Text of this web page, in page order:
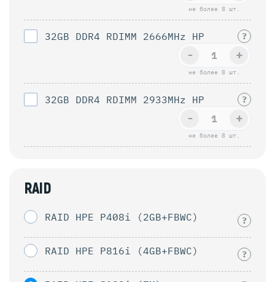
не более 8 шт.
32GB DDR4 RDIMM 2666MHz HP ?
не более 8 шт.
+
-
32GB DDR4 RDIMM 2933MHz HP ?
не более 8 шт.
+
-
RAID
RAID HPE P408i (2GB+FBWC) ?
RAID HPE P816i (4GB+FBWC) ?